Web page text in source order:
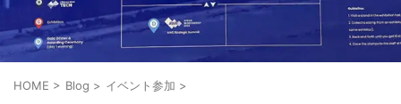
HOME > Blog > イベント参加 >